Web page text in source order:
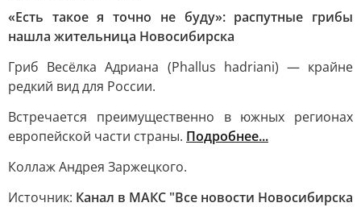
«Есть такое я точно не буду»: распутные грибы
нашла жительница Новосибирска
Гриб Весёлка Адриана (Phallus hadriani) — крайне
редкий вид для России.
Встречается преимущественно в южных регионах
европейской части страны. Подробнее...
Коллаж Андрея Заржецкого.
Источник: Канал в МАКС "Все новости Новосибирска